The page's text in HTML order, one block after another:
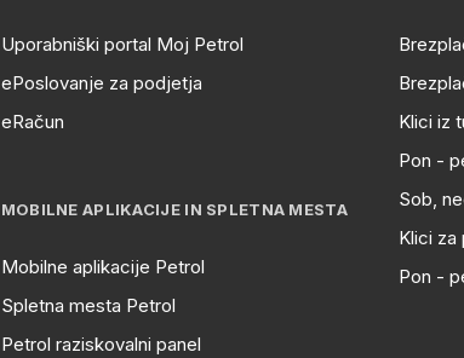
Uporabniški portal Moj Petrol
ePoslovanje za podjetja
eRačun
MOBILNE APLIKACIJE IN SPLETNA MESTA
Mobilne aplikacije Petrol
Spletna mesta Petrol
Petrol raziskovalni panel
Klici iz
Pon -
Sob,
Klici za
Pon -